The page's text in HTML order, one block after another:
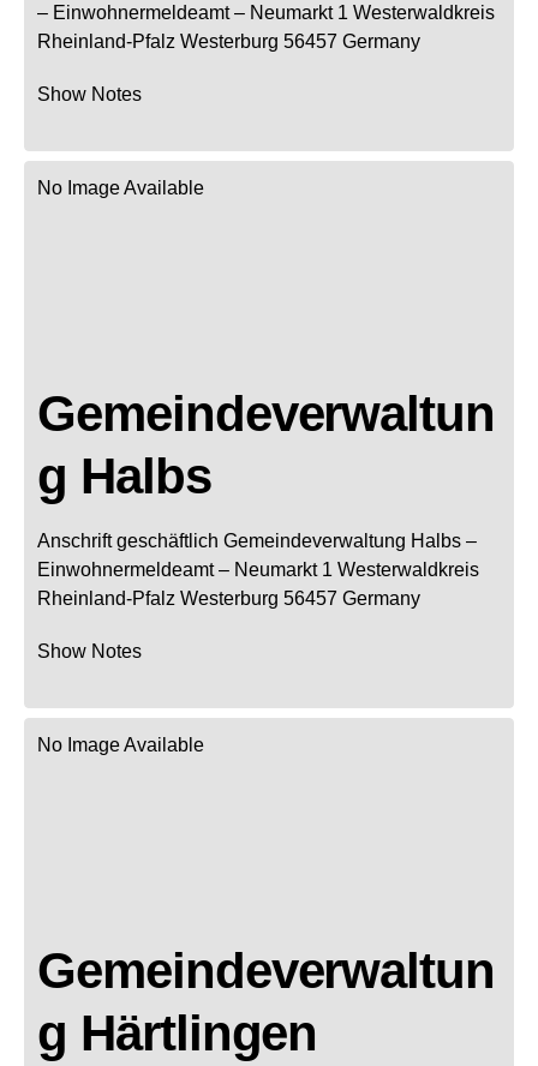
– Einwohnermeldeamt – Neumarkt 1 Westerwaldkreis
Rheinland-Pfalz Westerburg 56457 Germany
Show Notes
No Image Available
Gemeindeverwaltun
g Halbs
Anschrift geschäftlich Gemeindeverwaltung Halbs –
Einwohnermeldeamt – Neumarkt 1 Westerwaldkreis
Rheinland-Pfalz Westerburg 56457 Germany
Show Notes
No Image Available
Gemeindeverwaltun
g Härtlingen